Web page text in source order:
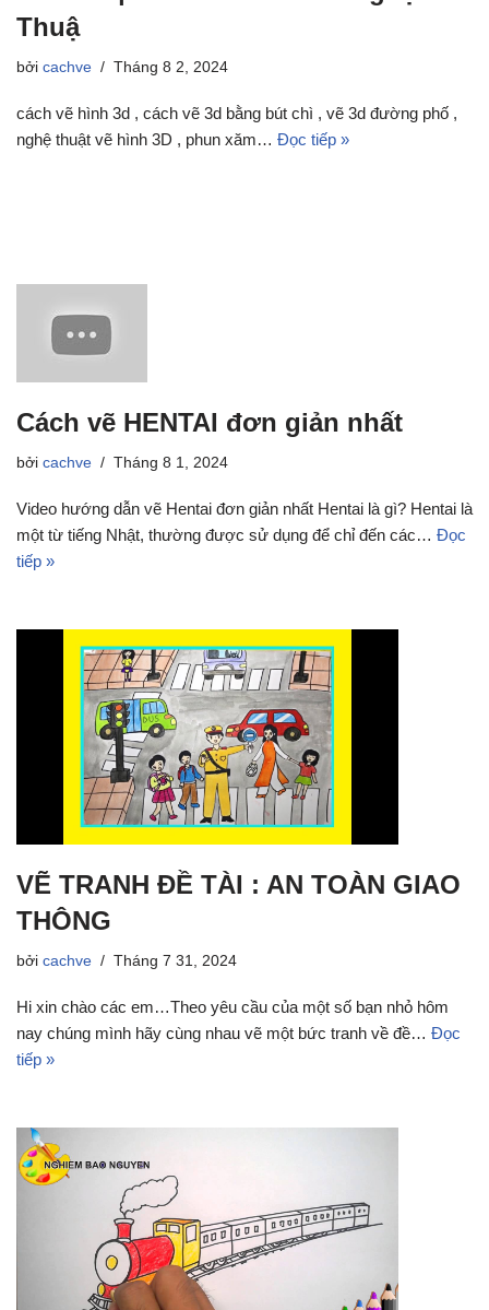
Thuậ
bởi cachve Tháng 8 2, 2024
cách vẽ hình 3d , cách vẽ 3d bằng bút chì , vẽ 3d đường phố ,
nghệ thuật vẽ hình 3D , phun xăm… Đọc tiếp »
Cách vẽ HENTAI đơn giản nhất
bởi cachve Tháng 8 1, 2024
Video hướng dẫn vẽ Hentai đơn giản nhất Hentai là gì? Hentai là
một từ tiếng Nhật, thường được sử dụng để chỉ đến các… Đọc
tiếp »
VẼ TRANH ĐỀ TÀI : AN TOÀN GIAO
THÔNG
bởi cachve Tháng 7 31, 2024
Hi xin chào các em…Theo yêu cầu của một số bạn nhỏ hôm
nay chúng mình hãy cùng nhau vẽ một bức tranh về đề… Đọc
tiếp »